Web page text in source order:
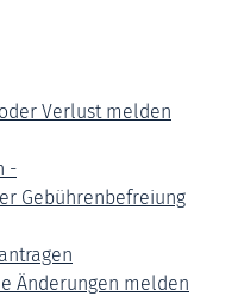
Verlust melden
-
Gebührenbefreiung
Änderungen melden